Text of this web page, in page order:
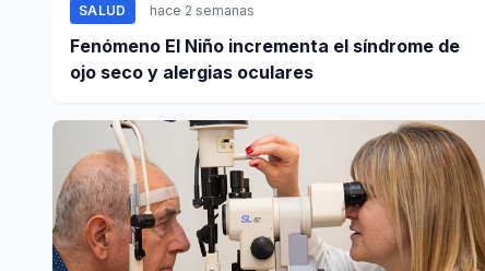
SALUD hace 2 semanas
Fenómeno El Niño incrementa el síndrome de
ojo seco y alergias oculares